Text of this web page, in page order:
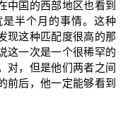
中国的西部地区也看到
半个月的事情。这种
现这种匹配度很高的那
这一次是一个很稀罕的
对，但是他们两者之间
前后，他一定能够看到